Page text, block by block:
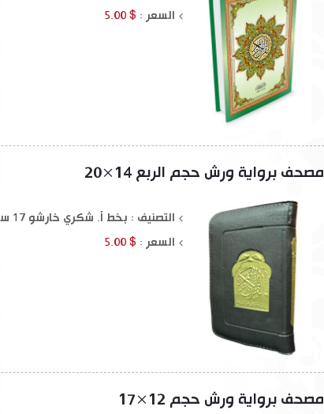
السعر : $ 5.00
مصحف برواية ورش حجم الربع 14×20
التصنيف : بخط أ. شكري خارشو 17 سطر
السعر : $ 5.00
مصحف برواية ورش حجم 12×17